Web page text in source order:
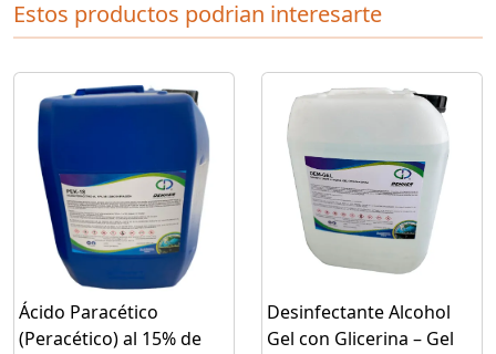
Estos productos podrian interesarte
Ácido Paracético
(Peracético) al 15% de
Desinfectante Alcohol
Gel con Glicerina – Gel